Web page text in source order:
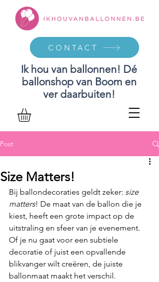
Ik hou van ballonnen! Dé
ballonshop van Boom en
ver daarbuiten!
CONTACT
Post
Size Matters!
Bij ballondecoraties geldt zeker: size
matters! De maat van de ballon die je
kiest, heeft een grote impact op de
uitstraling en sfeer van je evenement.
Of je nu gaat voor een subtiele
decoratie of juist een opvallende
blikvanger wilt creëren, de juiste
ballonmaat maakt het verschil.